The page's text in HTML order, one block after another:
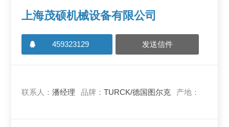
上海茂硕机械设备有限公司
459323129 发送信件
联系人：潘经理 品牌：TURCK/德国图尔克 产地：